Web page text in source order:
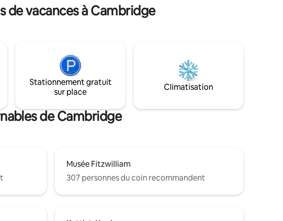
moderne et paisible d'une
aires de stationnement à proximité
peuvent être recommandées.
de vacances à Cambridge
Stationnement gratuit
sur place
Climatisation
de Cambridge
Musée Fitzwilliam
307 personnes du coin recommandent